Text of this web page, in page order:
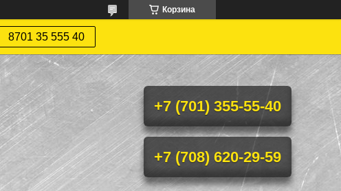
Корзина
8701 35 555 40
+7 (701) 355-55-40
+7 (708) 620-29-59